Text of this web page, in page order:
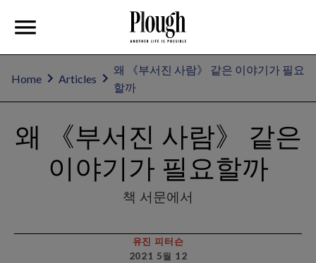
Home Articles
왜 《부서진 사람》 같은 이야기가 필요
할까
왜 《부서진 사람》 같은
이야기가 필요할까
책 서문에서
유진 피터슨
2021 5월 12